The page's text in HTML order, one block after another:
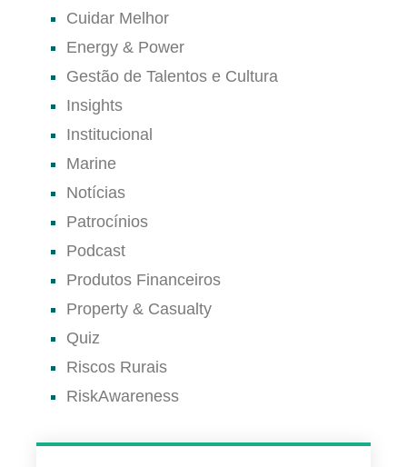
Cuidar Melhor
Energy & Power
Gestão de Talentos e Cultura
Insights
Institucional
Marine
Notícias
Patrocínios
Podcast
Produtos Financeiros
Property & Casualty
Quiz
Riscos Rurais
RiskAwareness